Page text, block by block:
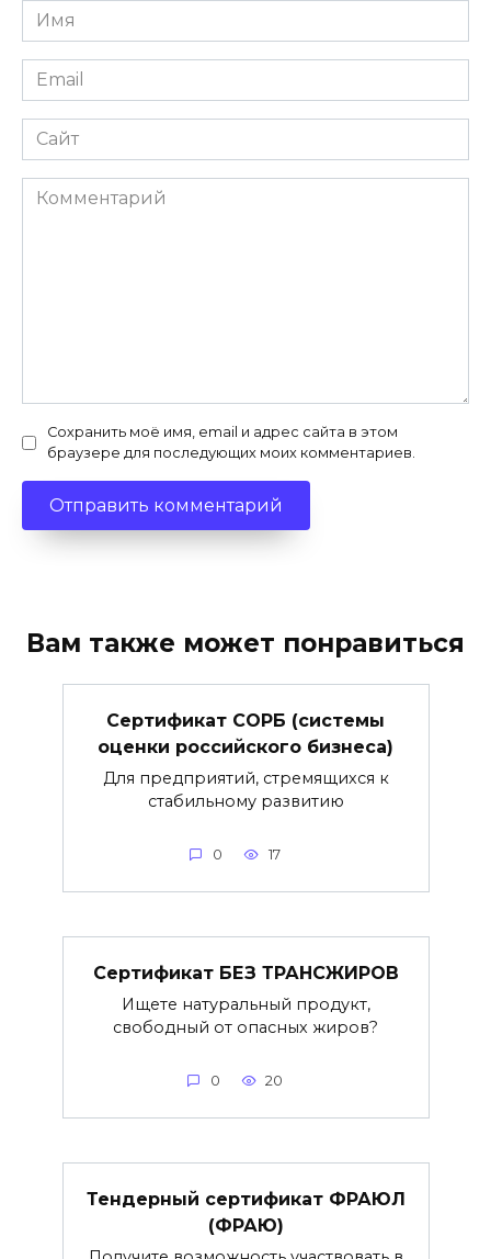
Имя
*
Email
*
Сайт
Комментарий
Сохранить моё имя, email и адрес сайта в этом
браузере для последующих моих комментариев.
Вам также может понравиться
Сертификат СОРБ (системы
оценки российского бизнеса)
Для предприятий, стремящихся к
стабильному развитию
0 17
Сертификат БЕЗ ТРАНСЖИРОВ
Ищете натуральный продукт,
свободный от опасных жиров?
0 20
Тендерный сертификат ФРАЮЛ
(ФРАЮ)